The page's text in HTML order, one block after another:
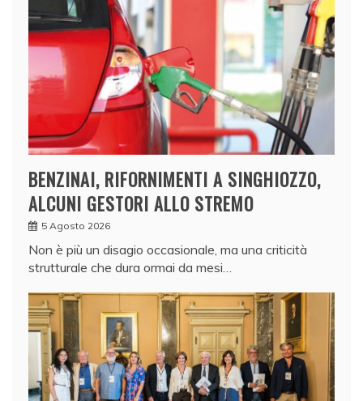
BENZINAI, RIFORNIMENTI A SINGHIOZZO,
ALCUNI GESTORI ALLO STREMO
5 Agosto 2026
Non è più un disagio occasionale, ma una criticità
strutturale che dura ormai da mesi…